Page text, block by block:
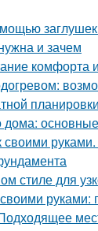
и зачем
комфорта и
дома:
стиле для